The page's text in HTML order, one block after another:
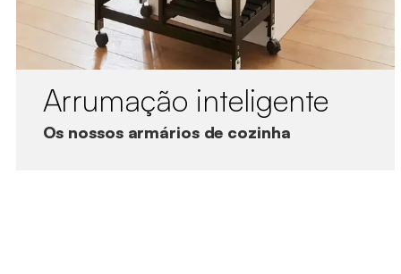
Arrumação inteligente
Os nossos armários de cozinha